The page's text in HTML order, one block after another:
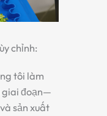
chỉnh:
tôi làm
giai đoạn—
sản xuất